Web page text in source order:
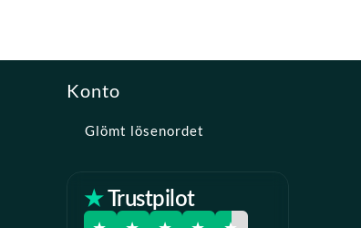
Konto
Glömt lösenordet
★ Trustpilot